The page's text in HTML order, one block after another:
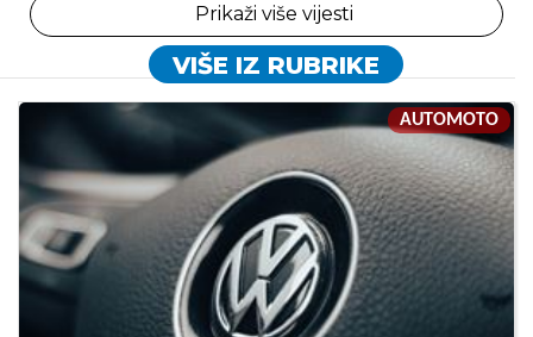
Prikaži više vijesti
VIŠE IZ RUBRIKE
AUTOMOTO